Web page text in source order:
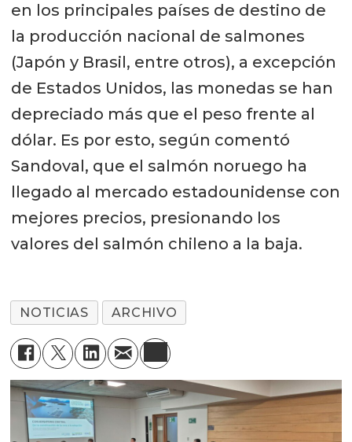
en los principales países de destino de
la producción nacional de salmones
(Japón y Brasil, entre otros), a excepción
de Estados Unidos, las monedas se han
depreciado más que el peso frente al
dólar. Es por esto, según comentó
Sandoval, que el salmón noruego ha
llegado al mercado estadounidense con
mejores precios, presionando los
valores del salmón chileno a la baja.
NOTICIAS ARCHIVO